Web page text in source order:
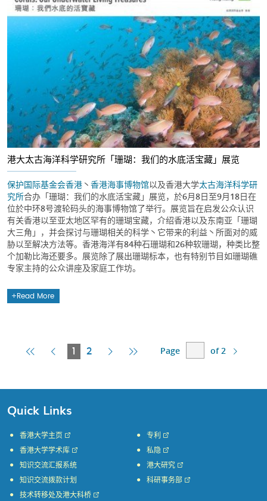
港大太古海洋科学研究所「珊瑚：我们的水底活宝藏」展览
保护国际基金会香港 丶 香港海事博物馆以及香港大学太古海洋科学研
究所合办「珊瑚：我们的水底活宝藏」展览，於6月8日至9月18日在
位於中环8号渡轮码头的海事博物馆了举行。展览旨在启发公众认识
有关香港以至亚太地区罕有的珊瑚宝藏，介绍香港以及东南亚「珊瑚
大三角」，并会探讨与珊瑚相关的科学丶它带来的利益丶所面对的威
胁以至解决方法等。香港海洋有84种石珊瑚和26种软珊瑚，种类比整
个加勒比海还要多。展览除了展出珊瑚标本，也有特别节目如珊瑚礁
专家主持的公众讲座及家庭工作坊。
Read More
FirstPrevious
1
Current
2
Next Last
Page of 2
Quick Links
香港大学主页
香港大学学术库
知识交流汇报系统
知识交流拨款计划
专利
私隐
港大研究
科研事务部
技术转移处及港大科桥